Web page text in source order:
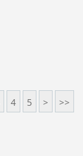
4 5 > >>